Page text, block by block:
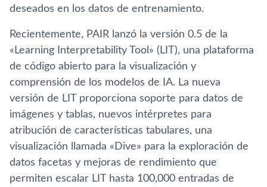
deseados en los datos de entrenamiento.
Recientemente, PAIR lanzó la versión 0.5 de la
«Learning Interpretability Tool» (LIT), una plataforma
de código abierto para la visualización y
comprensión de los modelos de IA. La nueva
versión de LIT proporciona soporte para datos de
imágenes y tablas, nuevos intérpretes para
atribución de características tabulares, una
visualización llamada «Dive» para la exploración de
datos facetas y mejoras de rendimiento que
permiten escalar LIT hasta 100,000 entradas de